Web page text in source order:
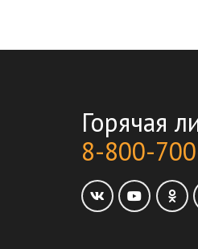
Горячая
8-800-